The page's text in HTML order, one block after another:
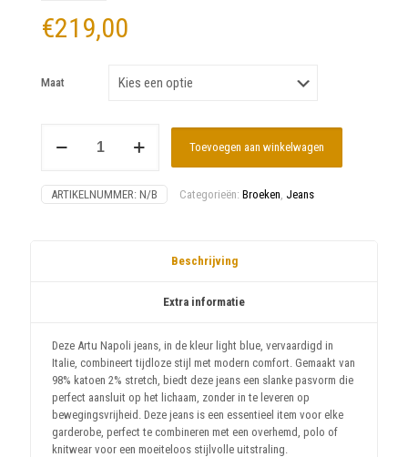
€219,00
Maat
Napoli-
aantal
Toevoegen aan winkelwagen
ARTIKELNUMMER: N/B Categorieën: Broeken Jeans
Beschrijving
Extra informatie
Deze Artu Napoli jeans, in de kleur light blue, vervaardigd in
Italie, combineert tijdloze stijl met modern comfort. Gemaakt van
98% katoen 2% stretch, biedt deze jeans een slanke pasvorm die
perfect aansluit op het lichaam, zonder in te leveren op
bewegingsvrijheid. Deze jeans is een essentieel item voor elke
garderobe, perfect te combineren met een overhemd, polo of
knitwear voor een moeiteloos stijlvolle uitstraling.